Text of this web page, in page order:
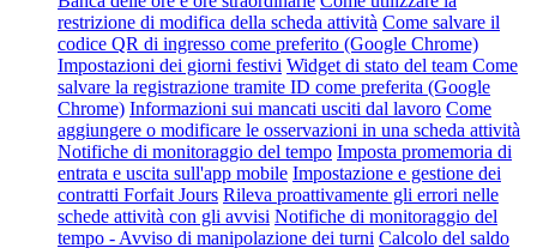
restrizione di modifica della scheda attività Come salvare il
codice QR di ingresso come preferito (Google Chrome)
Impostazioni dei giorni festivi Widget di stato del team Come
salvare la registrazione tramite ID come preferita (Google
Chrome) Informazioni sui mancati usciti dal lavoro Come
aggiungere o modificare le osservazioni in una scheda attività
Notifiche di monitoraggio del tempo Imposta promemoria di
entrata e uscita sull'app mobile Impostazione e gestione dei
contratti Forfait Jours Rileva proattivamente gli errori nelle
schede attività con gli avvisi Notifiche di monitoraggio del
tempo - Avviso di manipolazione dei turni Calcolo del saldo